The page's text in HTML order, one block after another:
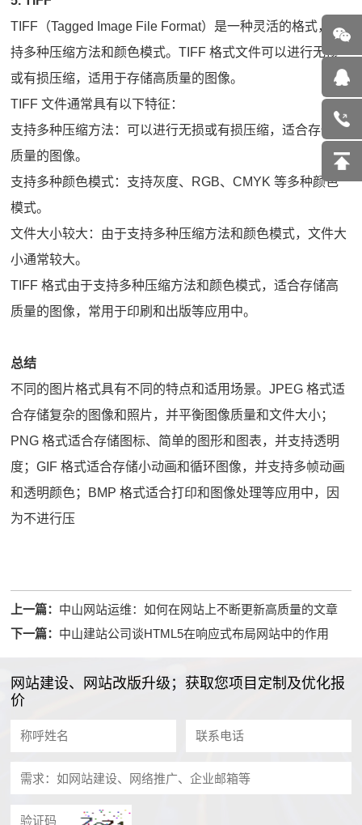
TIFF（Tagged Image File Format）是一种灵活的格式，支
持多种压缩方法和颜色模式。TIFF 格式文件可以进行无损
或有损压缩，适用于存储高质量的图像。
TIFF 文件通常具有以下特征：
支持多种压缩方法：可以进行无损或有损压缩，适合存储高
质量的图像。
支持多种颜色模式：支持灰度、RGB、CMYK 等多种颜色
模式。
文件大小较大：由于支持多种压缩方法和颜色模式，文件大
小通常较大。
TIFF 格式由于支持多种压缩方法和颜色模式，适合存储高
质量的图像，常用于印刷和出版等应用中。
总结
不同的图片格式具有不同的特点和适用场景。JPEG 格式适
合存储复杂的图像和照片，并平衡图像质量和文件大小；
PNG 格式适合存储图标、简单的图形和图表，并支持透明
度；GIF 格式适合存储小动画和循环图像，并支持多帧动画
和透明颜色；BMP 格式适合打印和图像处理等应用中，因
为不进行压
上一篇： 中山网站运维：如何在网站上不断更新高质量的文章
下一篇： 中山建站公司谈HTML5在响应式布局网站中的作用
网站建设、网站改版升级；获取您项目定制及优化报
价